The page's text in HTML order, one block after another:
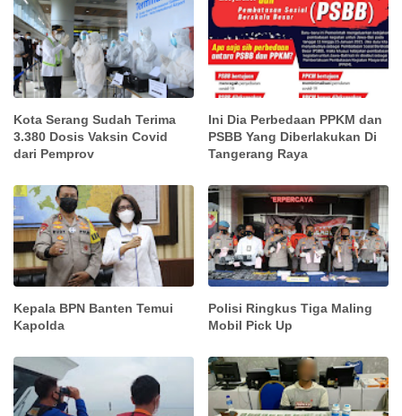
Kota Serang Sudah Terima
3.380 Dosis Vaksin Covid
dari Pemprov
Ini Dia Perbedaan PPKM dan
PSBB Yang Diberlakukan Di
Tangerang Raya
Kepala BPN Banten Temui
Kapolda
Polisi Ringkus Tiga Maling
Mobil Pick Up